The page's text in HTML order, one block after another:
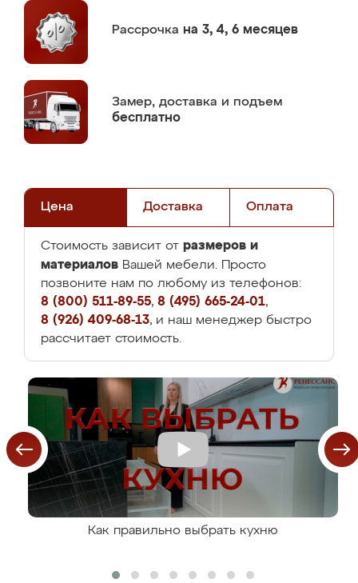
Рассрочка на 3, 4, 6 месяцев
Замер, доставка и подъем
бесплатно
Цена Доставка Оплата
Стоимость зависит от размеров и
материалов Вашей мебели. Просто
позвоните нам по любому из телефонов:
8 (800) 511-89-55, 8 (495) 665-24-01,
8 (926) 409-68-13, и наш менеджер быстро
рассчитает стоимость.
Как правильно выбрать кухню